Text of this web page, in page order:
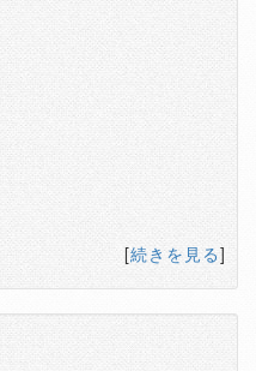
[続きを見る]